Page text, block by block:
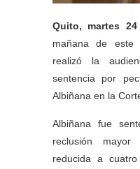
Quito, martes
mañana de
realizó la
sentencia por
Albiñana en la
Albiñana fue
reclusión
reducida a